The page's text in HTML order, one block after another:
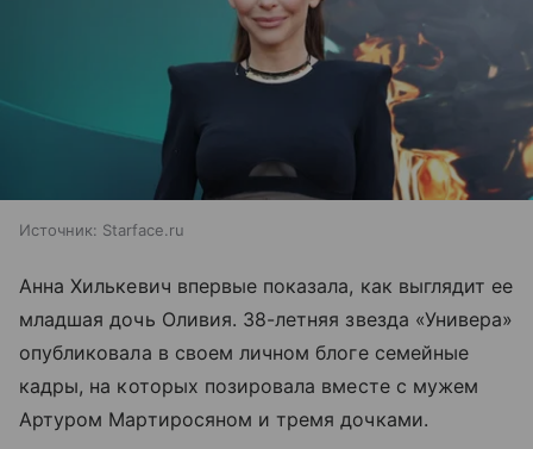
Источник: Starface.ru
Анна Хилькевич впервые показала, как выглядит ее
младшая дочь Оливия. 38-летняя звезда «Универа»
опубликовала в своем личном блоге семейные
кадры, на которых позировала вместе с мужем
Артуром Мартиросяном и тремя дочками.